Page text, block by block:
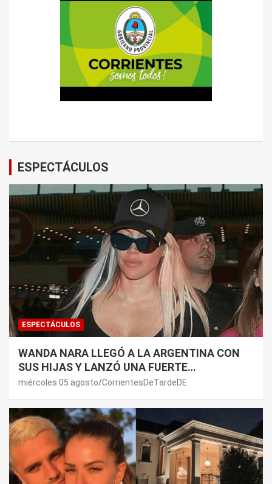
ESPECTÁCULOS
ESPECTÁCULOS
WANDA NARA LLEGÓ A LA ARGENTINA CON
SUS HIJAS Y LANZÓ UNA FUERTE
PREMONICIÓN SOBRE MAURO ICARDI
miércoles 05 agosto CorrientesDeTardeDE